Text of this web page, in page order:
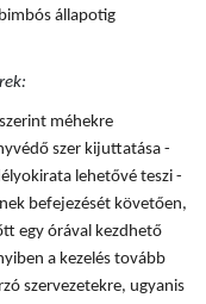
állapotig
méhekre
szer kijuttatása -
lehetővé teszi -
befejezését követően,
egy órával kezdhető
a kezelés tovább
szervezetekre, ugyanis